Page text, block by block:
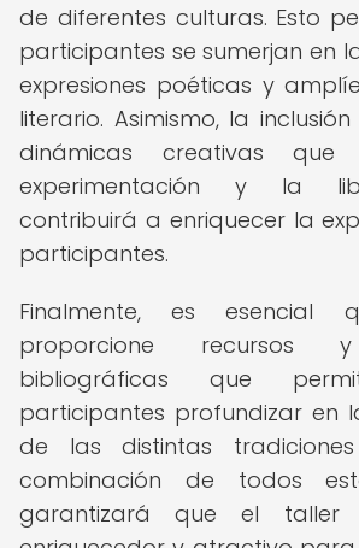
de diferentes culturas. Esto
participantes se sumerjan en
expresiones poéticas y
literario. Asimismo, la
dinámicas creativas que
experimentación y la
contribuirá a enriquecer la
participantes.
Finalmente, es esencial
proporcione recursos
bibliográficas que
participantes profundizar en
de las distintas
combinación de todos
garantizará que el taller